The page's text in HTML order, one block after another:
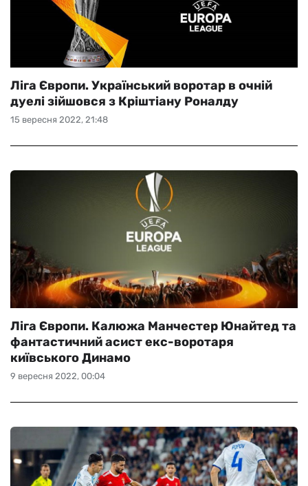
15 вересня 2022, 21:48
Ліга Європи. Український воротар в очній
дуелі зійшовся з Кріштіану Роналду
9 вересня 2022, 00:04
Ліга Європи. Калюжа Манчестер Юнайтед та
фантастичний асист екс-воротаря
київського Динамо